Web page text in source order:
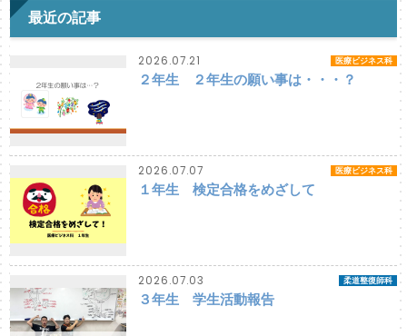
最近の記事
2026.07.21 医療ビジネス科
２年生 ２年生の願い事は・・・？
2026.07.07 医療ビジネス科
１年生 検定合格をめざして
2026.07.03 柔道整復師科
３年生 学生活動報告